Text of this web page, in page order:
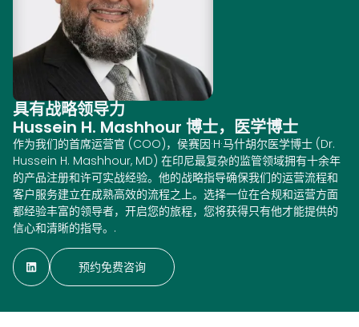
具有战略领导力
Hussein H. Mashhour 博士，医学博士
作为我们的首席运营官 (COO)，侯赛因·H·马什胡尔医学博士 (Dr.
Hussein H. Mashhour, MD) 在印尼最复杂的监管领域拥有十余年
的产品注册和许可实战经验。他的战略指导确保我们的运营流程和
客户服务建立在成熟高效的流程之上。选择一位在合规和运营方面
都经验丰富的领导者，开启您的旅程，您将获得只有他才能提供的
信心和清晰的指导。.
预约免费咨询